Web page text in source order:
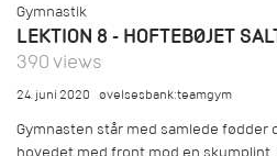
Gymnastik
390 views
24. juni 2020 øvelsesbank:teamgym
Gymnasten står med samlede fødder